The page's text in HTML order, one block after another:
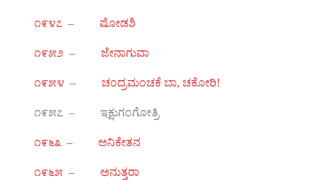
೧೯೪೭ – ಷೋಡಶಿ
೧೯೫೨ – ಜೇನಾಗುವಾ
೧೯೫೪ – ಚಂದ್ರಮಂಚಕೆ ಬಾ, ಚಕೋರಿ!
೧೯೫೭ – ಇಕ್ಷುಗಂಗೋತ್ರಿ
೧೯೬೩ – ಅನಿಕೇತನ
೧೯೬೫ – ಅನುತ್ತರಾ